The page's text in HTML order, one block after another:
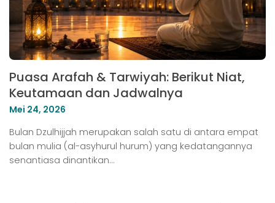
Puasa Arafah & Tarwiyah: Berikut Niat,
Keutamaan dan Jadwalnya
Mei 24, 2026
Bulan Dzulhijjah merupakan salah satu di antara empat
bulan mulia (al-asyhurul hurum) yang kedatangannya
senantiasa dinantikan…